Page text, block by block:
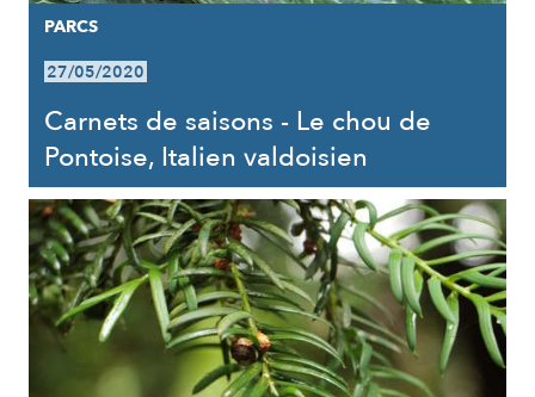
PARCS
27/05/2020
Carnets de saisons - Le chou de
Pontoise, Italien valdoisien